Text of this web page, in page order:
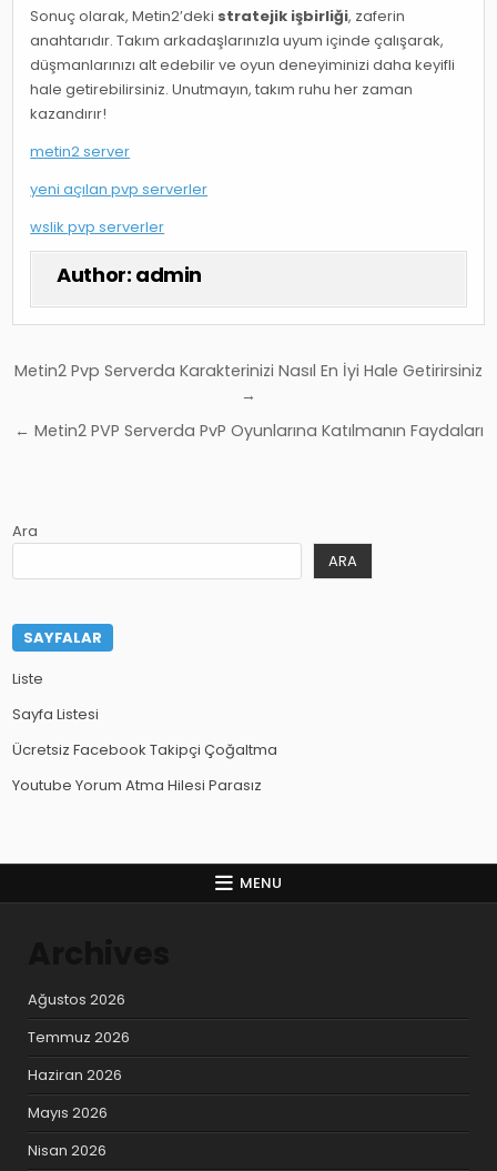
Sonuç olarak, Metin2’deki stratejik işbirliği, zaferin
anahtarıdır. Takım arkadaşlarınızla uyum içinde çalışarak,
düşmanlarınızı alt edebilir ve oyun deneyiminizi daha keyifli
hale getirebilirsiniz. Unutmayın, takım ruhu her zaman
kazandırır!
metin2 server
yeni açılan pvp serverler
wslik pvp serverler
Author: admin
Yazı
Metin2 Pvp Serverda Karakterinizi Nasıl En İyi Hale Getirirsiniz
→
← Metin2 PVP Serverda PvP Oyunlarına Katılmanın Faydaları
Ara
ARA
SAYFALAR
Liste
Sayfa Listesi
Ücretsiz Facebook Takipçi Çoğaltma
Youtube Yorum Atma Hilesi Parasız
MENU
Ağustos 2026
Temmuz 2026
Haziran 2026
Mayıs 2026
Nisan 2026